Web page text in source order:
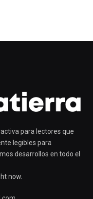
para lectores que
legibles para
desarrollos en todo el
now.